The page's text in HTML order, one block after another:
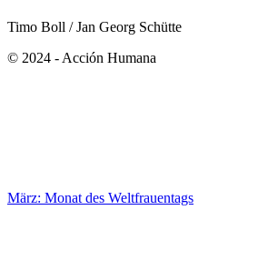
Timo Boll / Jan Georg Schütte
© 2024 - Acción Humana
März: Monat des Weltfrauentags